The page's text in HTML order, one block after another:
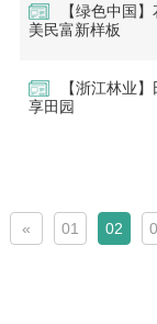
【绿色中国
美民富新样板
【浙江林业
享田园
« 01 02